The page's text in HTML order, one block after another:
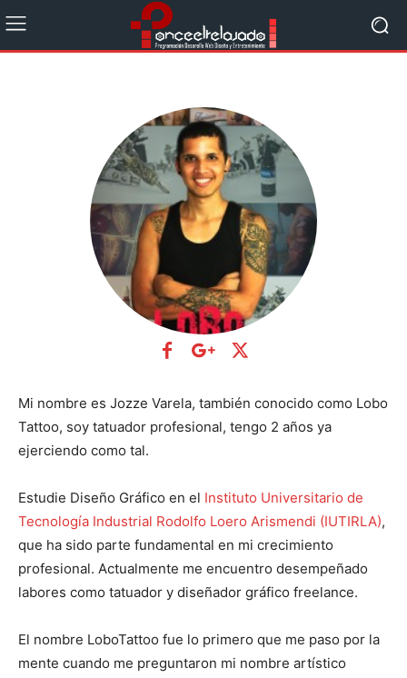
Mi nombre es Jozze Varela, también conocido como Lobo
Tattoo, soy tatuador profesional, tengo 2 años ya
ejerciendo como tal.
Estudie Diseño Gráfico en el Instituto Universitario de
Tecnología Industrial Rodolfo Loero Arismendi (IUTIRLA),
que ha sido parte fundamental en mi crecimiento
profesional. Actualmente me encuentro desempeñado
labores como tatuador y diseñador gráfico freelance.
El nombre LoboTattoo fue lo primero que me paso por la
mente cuando me preguntaron mi nombre artístico